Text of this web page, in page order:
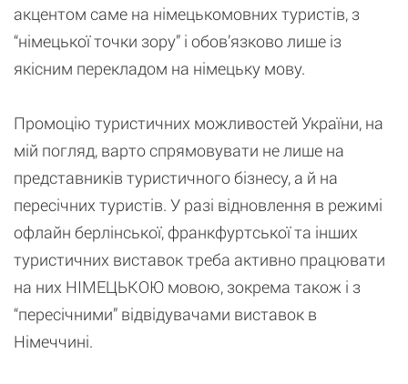
акцентом саме на німецькомовних туристів, з
“німецької точки зору” і обов’язково лише із
якісним перекладом на німецьку мову.
Промоцію туристичних можливостей України, на
мій погляд, варто спрямовувати не лише на
представників туристичного бізнесу, а й на
пересічних туристів. У разі відновлення в режимі
офлайн берлінської, франкфуртської та інших
туристичних виставок треба активно працювати
на них НІМЕЦЬКОЮ мовою, зокрема також і з
“пересічними” відвідувачами виставок в
Німеччині.